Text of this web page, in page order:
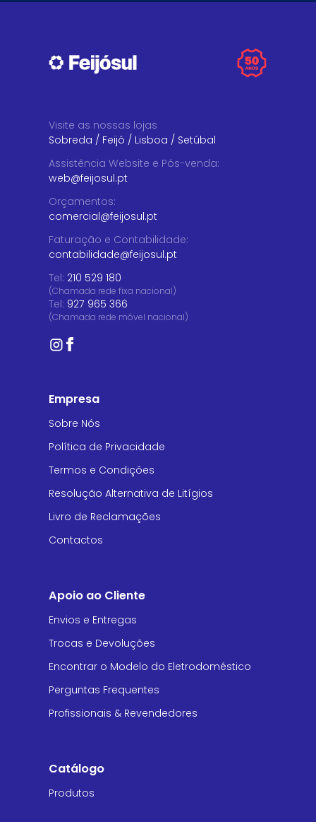
Visite as nossas lojas
Sobreda / Feijó / Lisboa / Setúbal
Assistência Website e Pós-venda:
web@feijosul.pt
Orçamentos:
comercial@feijosul.pt
Faturação e Contabilidade:
contabilidade@feijosul.pt
Tel: 210 529 180
(Chamada rede fixa nacional)
Tel: 927 965 366
(Chamada rede móvel nacional)
Empresa
Sobre Nós
Política de Privacidade
Termos e Condições
Resolução Alternativa de Litígios
Livro de Reclamações
Contactos
Apoio ao Cliente
Envios e Entregas
Trocas e Devoluções
Encontrar o Modelo do Eletrodoméstico
Perguntas Frequentes
Profissionais & Revendedores
Catálogo
Produtos